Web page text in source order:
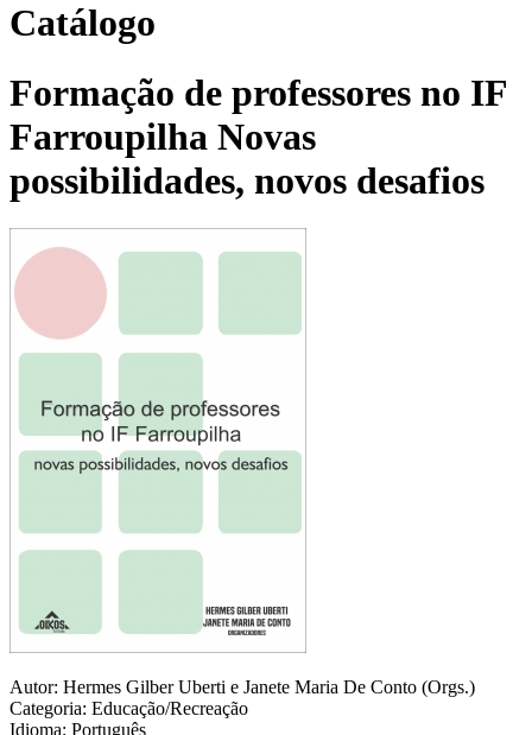
Catálogo
Formação de professores no IF
Farroupilha Novas
possibilidades, novos desafios
Autor: Hermes Gilber Uberti e Janete Maria De Conto (Orgs.)
Categoria: Educação/Recreação
Idioma: Português